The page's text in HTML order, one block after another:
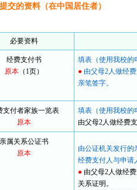
交的资料（在中国居住者）
必要资料
经费支付书
原本（1页）
填表（使用我校的
● 由父母2人做经
亲笔签字。
支付者家族一览表
原本
填表（使用我校的
由父母2人做经费
亲属关系公证书
原本
由公证机关发行的
经费支付人与申请
● 由父母2人做经
关系证明。